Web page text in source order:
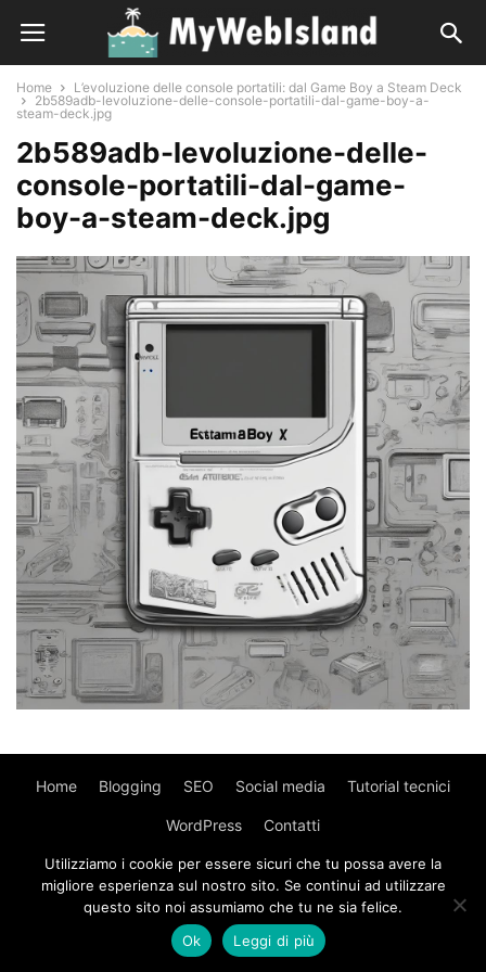
Home
L’evoluzione delle console portatili: dal Game Boy a Steam Deck
2b589adb-levoluzione-delle-console-portatili-dal-game-boy-a-
steam-deck.jpg
2b589adb-levoluzione-delle-
console-portatili-dal-game-
boy-a-steam-deck.jpg
Home Blogging SEO Social media Tutorial tecnici
WordPress Contatti
© Copyright 2017 - MyWebIsland. Privacy Policy -Cookie
Policy
Utilizziamo i cookie per essere sicuri che tu possa avere la
migliore esperienza sul nostro sito. Se continui ad utilizzare
questo sito noi assumiamo che tu ne sia felice.
Ok
Leggi di più